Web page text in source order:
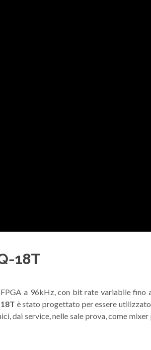
18T
a 96kHz, con bit rate variabile fino
è stato progettato per essere
dai service, nelle sale prova, come